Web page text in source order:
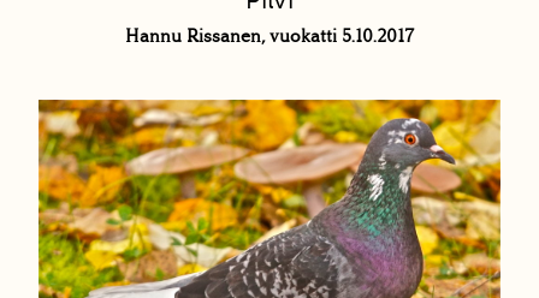
Hannu Rissanen, vuokatti 5.10.2017